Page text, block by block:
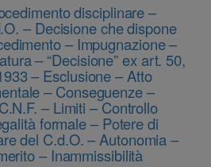
disciplinare –
– Decisione che dispone
– Impugnazione –
– “Decisione” ex art. 50,
– Esclusione – Atto
– Conseguenze –
– Limiti – Controllo
formale – Potere di
del C.d.O. – Autonomia –
– Inammissibilità